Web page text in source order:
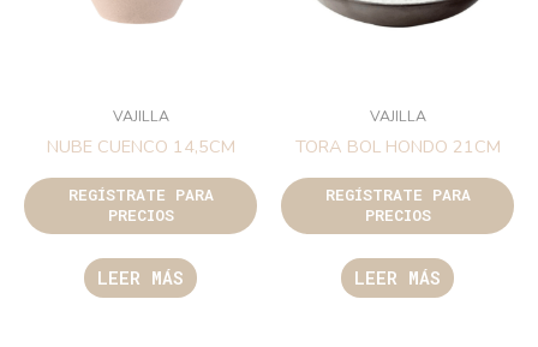
VAJILLA
NUBE CUENCO 14,5CM
REGÍSTRATE PARA
PRECIOS
LEER MÁS
VAJILLA
TORA BOL HONDO 21CM
REGÍSTRATE PARA
PRECIOS
LEER MÁS